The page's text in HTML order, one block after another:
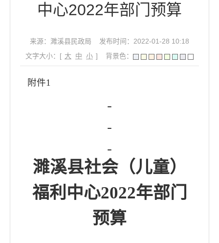
中心2022年部门预算
来源：濉溪县民政局
发布时间：2022-01-28 10:18
文字大小：[ 大 中 小 ] 背景色：
附件1
濉溪县社会（儿童）
福利 中心2022年部门
预算